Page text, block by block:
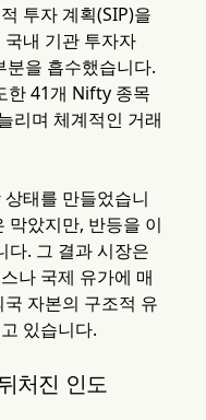
투자 계획(SIP)을
내 기관 투자자
을 흡수했습니다.
한 41개 Nifty 종목
리며 체계적인 거래
태를 만들었습니
막았지만, 반등을 이
다. 그 결과 시장은
나 국제 유가에 매
자본의 구조적 유
있습니다.
처진 인도